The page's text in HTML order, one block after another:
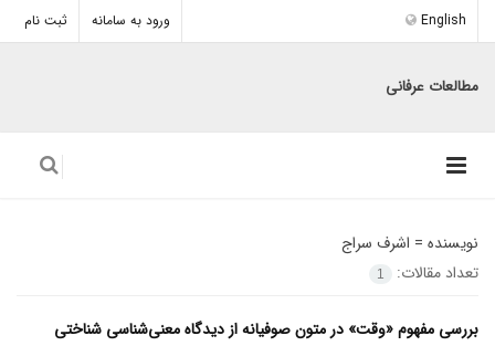
ورود به سامانه ثبت نام English
مطالعات عرفانی
نویسنده = اشرف سراج
تعداد مقالات:
1
بررسی مفهوم «وقت» در متون صوفیانه از دیدگاه معنی‌شناسی شناختی